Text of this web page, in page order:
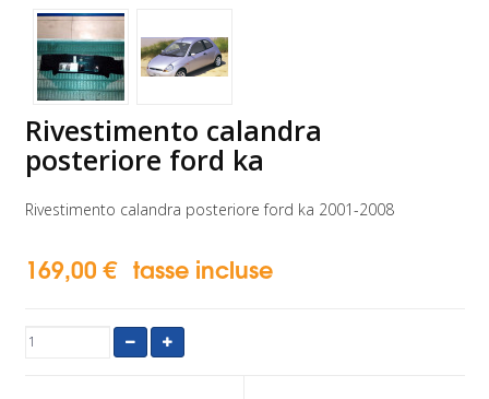
Rivestimento calandra
posteriore ford ka
Rivestimento calandra posteriore ford ka 2001-2008
169,00 € tasse incluse